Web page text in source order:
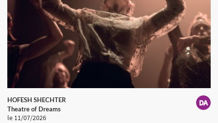
HOFESH SHECHTER
Theatre of Dreams
le 11/07/2026